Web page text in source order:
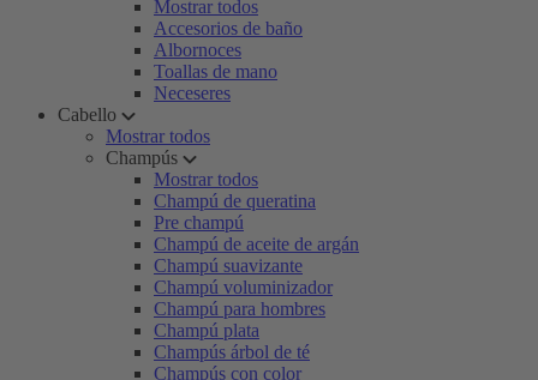
Mostrar todos
Accesorios de baño
Albornoces
Toallas de mano
Neceseres
Cabello
Mostrar todos
Champús
Mostrar todos
Champú de queratina
Pre champú
Champú de aceite de argán
Champú suavizante
Champú voluminizador
Champú para hombres
Champú plata
Champús árbol de té
Champús con color